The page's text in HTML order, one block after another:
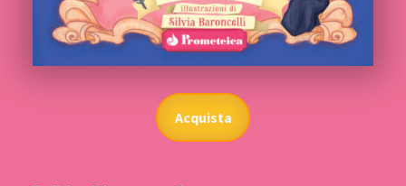
Acquista